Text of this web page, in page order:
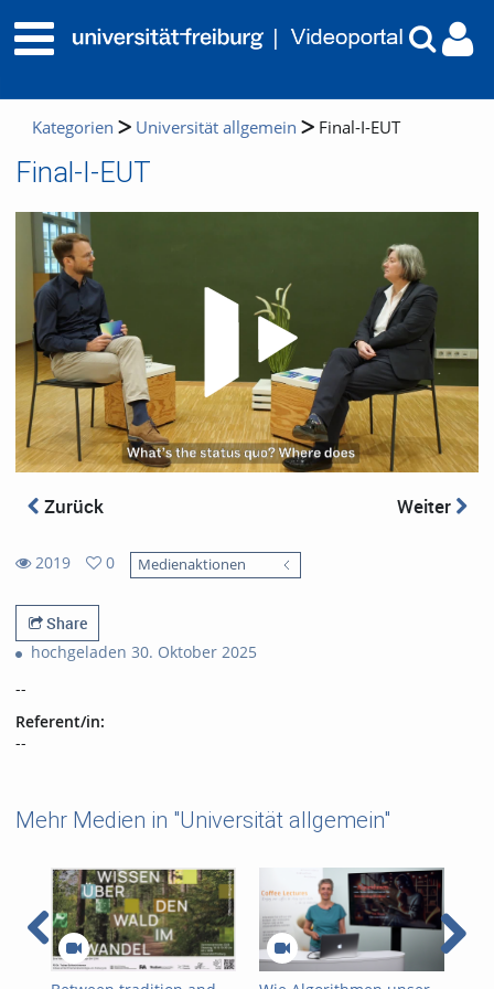
Kategorien Universität allgemein Final-I-EUT
Final-I-EUT
Zurück Weiter
2019
views
0
favorites
Medienaktionen
Share
hochgeladen 30. Oktober 2025
--
Referent/in:
--
Mehr Medien in "Universität allgemein"